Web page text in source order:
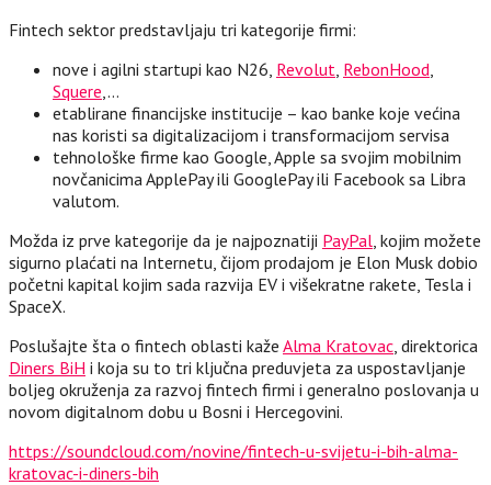
Fintech sektor predstavljaju tri kategorije firmi:
nove i agilni startupi kao N26, Revolut RebonHood
Squere ,…
etablirane financijske institucije – kao banke koje većina
nas koristi sa digitalizacijom i transformacijom servisa
tehnološke firme kao Google, Apple sa svojim mobilnim
novčanicima ApplePay ili GooglePay ili Facebook sa Libra
valutom.
Možda iz prve kategorije da je najpoznatiji PayPal , kojim možete
sigurno plaćati na Internetu, čijom prodajom je Elon Musk dobio
početni kapital kojim sada razvija EV i višekratne rakete, Tesla i
SpaceX.
Poslušajte šta o fintech oblasti kaže Alma Kratovac , direktorica
Diners BiH i koja su to tri ključna preduvjeta za uspostavljanje
boljeg okruženja za razvoj fintech firmi i generalno poslovanja u
novom digitalnom dobu u Bosni i Hercegovini.
https://soundcloud.com/novine/fintech-u-svijetu-i-bih-alma-
kratovac-i-diners-bih